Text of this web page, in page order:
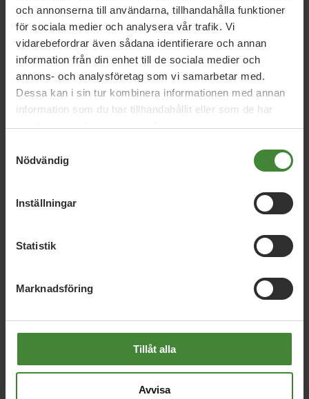
och annonserna till användarna, tillhandahålla funktioner
för sociala medier och analysera vår trafik. Vi
vidarebefordrar även sådana identifierare och annan
information från din enhet till de sociala medier och
annons- och analysföretag som vi samarbetar med.
Dessa kan i sin tur kombinera informationen med annan
information som du har tillhandahållit eller som de har
samlat in när du har använt deras tjänster.
Nödvändig
Inställningar
Statistik
Marknadsföring
Tillåt alla
Avvisa
Valnämnd Krokom
Jan Runsten
att
sprida vårt budskap
Publicerad 2022-04-05